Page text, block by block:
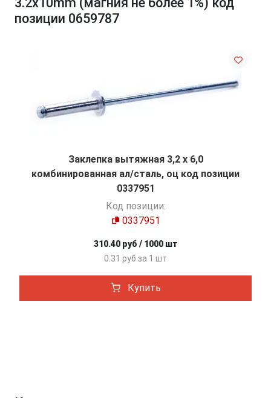
позиции 0659787
Заклепка вытяжная 3,2 х 6,0
комбинированная ал/сталь, оц код позиции
0337951
Код позиции:
0337951
310.40 руб / 1000 шт
0.31 руб за 1 шт
Купить